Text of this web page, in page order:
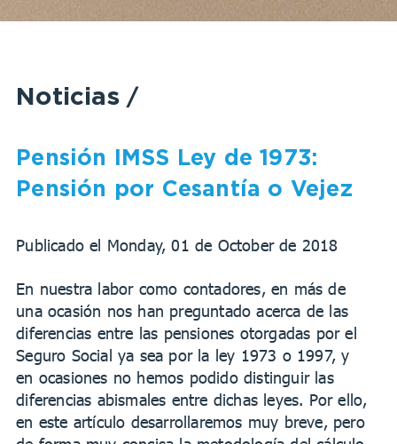
Noticias /
Pensión IMSS Ley de 1973:
Pensión por Cesantía o Vejez
Publicado el Monday, 01 de October de 2018
En nuestra labor como contadores, en más de
una ocasión nos han preguntado acerca de las
diferencias entre las pensiones otorgadas por el
Seguro Social ya sea por la ley 1973 o 1997, y
en ocasiones no hemos podido distinguir las
diferencias abismales entre dichas leyes. Por ello,
en este artículo desarrollaremos muy breve, pero